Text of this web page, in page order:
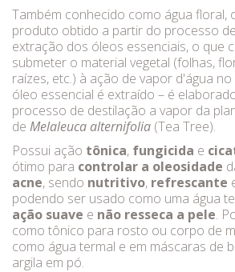
Também conhecido como água floral,
produto obtido a partir do processo
extração dos óleos essenciais, o que
submeter o material vegetal (folhas,
raízes, etc.) à ação de vapor d'água
óleo essencial é extraído – é
processo de destilação a vapor da
de Melaleuca alternifolia (Tea Tree).
Possui ação tônica, fungicida e
ótimo para controlar a oleosidade
acne, sendo nutritivo, refrescante
podendo ser usado como uma água
ação suave e não resseca a pele.
como tônico para rosto ou corpo de
como água termal e em máscaras de
argila em pó.